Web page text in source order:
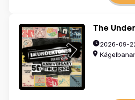
The
2026-09-